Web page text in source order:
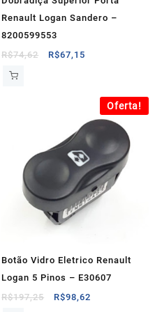
Renault Logan Sandero –
8200599553
R$74,62
O
R$67,15
R$67,15.
Oferta!
Botão Vidro Eletrico Renault
Logan 5 Pinos – E30607
R$197,25
O
R$98,62